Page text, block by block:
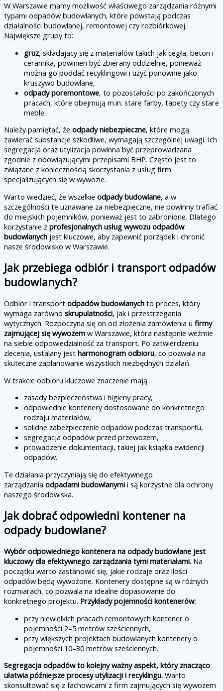
W Warszawie mamy możliwość właściwego zarządzania różnymi
typami odpadów budowlanych, które powstają podczas
działalności budowlanej, remontowej czy rozbiórkowej.
Największe grupy to:
gruz, składający się z materiałów takich jak cegła, beton i
ceramika, powinien być zbierany oddzielnie, ponieważ
można go poddać recyklingowi i użyć ponownie jako
kruszywo budowlane,
odpady poremontowe, to pozostałości po zakończonych
pracach, które obejmują m.in. stare farby, tapety czy stare
meble.
Należy pamiętać, że odpady niebezpieczne, które mogą
zawierać substancje szkodliwe, wymagają szczególnej uwagi. Ich
segregacja oraz utylizacja powinna być przeprowadzana
zgodnie z obowiązującymi przepisami BHP. Często jest to
związane z koniecznością skorzystania z usług firm
specjalizujących się w wywozie.
Warto wiedzieć, że wszelkie odpady budowlane, a w
szczególności te uznawane za niebezpieczne, nie powinny trafiać
do miejskich pojemników, ponieważ jest to zabronione. Dlatego
korzystanie z profesjonalnych usług wywozu odpadów
budowlanych jest kluczowe, aby zapewnić porządek i chronić
nasze środowisko w Warszawie.
Jak przebiega odbiór i transport odpadów
budowlanych?
Odbiór i transport odpadów budowlanych to proces, który
wymaga zarówno skrupulatności, jak i przestrzegania
wytycznych. Rozpoczyna się on od złożenia zamówienia u firmy
zajmującej się wywozem w Warszawie, która następnie weźmie
na siebie odpowiedzialność za transport. Po zatwierdzeniu
zlecenia, ustalany jest harmonogram odbioru, co pozwala na
skuteczne zaplanowanie wszystkich niezbędnych działań.
W trakcie odbioru kluczowe znaczenie mają:
zasady bezpieczeństwa i higieny pracy,
odpowiednie kontenery dostosowane do konkretnego
rodzaju materiałów,
solidne zabezpieczenie odpadów podczas transportu,
segregacja odpadów przed przewozem,
prowadzenie dokumentacji, takiej jak książka ewidencji
odpadów.
Te działania przyczyniają się do efektywnego
zarządzania odpadami budowlanymi i są korzystne dla ochrony
naszego środowiska.
Jak dobrać odpowiedni kontener na
odpady budowlane?
Wybór odpowiedniego kontenera na odpady budowlane jest
kluczowy dla efektywnego zarządzania tymi materiałami. Na
początku warto zastanowić się, jakie rodzaje oraz ilości
odpadów będą wywożone. Kontenery dostępne są w różnych
rozmiarach, co pozwala na idealne dopasowanie do
konkretnego projektu. Przykłady pojemności kontenerów:
przy niewielkich pracach remontowych kontener o
pojemności 2–5 metrów sześciennych,
przy większych projektach budowlanych kontenery o
pojemności 10–30 metrów sześciennych.
Segregacja odpadów to kolejny ważny aspekt, który znacząco
ułatwia późniejsze procesy utylizacji i recyklingu. Warto
skonsultować się z fachowcami z firm zajmujących się wywozem